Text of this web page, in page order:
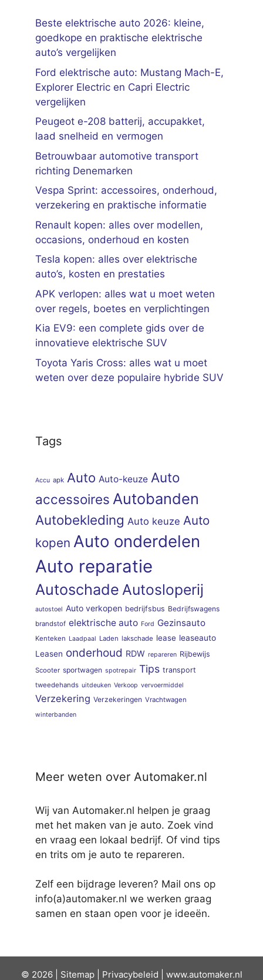
Beste elektrische auto 2026: kleine,
goedkope en praktische elektrische
auto’s vergelijken
Ford elektrische auto: Mustang Mach-E,
Explorer Electric en Capri Electric
vergelijken
Peugeot e-208 batterij, accupakket,
laad snelheid en vermogen
Betrouwbaar automotive transport
richting Denemarken
Vespa Sprint: accessoires, onderhoud,
verzekering en praktische informatie
Renault kopen: alles over modellen,
occasions, onderhoud en kosten
Tesla kopen: alles over elektrische
auto’s, kosten en prestaties
APK verlopen: alles wat u moet weten
over regels, boetes en verplichtingen
Kia EV9: een complete gids over de
innovatieve elektrische SUV
Toyota Yaris Cross: alles wat u moet
weten over deze populaire hybride SUV
Tags
Accu apk Auto Auto-keuze Auto
accessoires Autobanden
Autobekleding Auto keuze Auto
kopen Auto onderdelen
Auto reparatie
Autoschade Autosloperij
autostoel Auto verkopen bedrijfsbus Bedrijfswagens
brandstof elektrische auto Ford Gezinsauto
Kenteken Laadpaal Laden lakschade lease leaseauto
Leasen onderhoud RDW repareren Rijbewijs
Scooter sportwagen spotrepair Tips transport
tweedehands uitdeuken Verkoop vervoermiddel
Verzekering Verzekeringen Vrachtwagen
winterbanden
Meer weten over Automaker.nl
Wij van Automaker.nl helpen je graag
met het maken van je auto. Zoek vind
en vraag een lokaal bedrijf. Of vind tips
en trits om je auto te repareren.
Zelf een bijdrage leveren? Mail ons op
info(a)automaker.nl we werken graag
samen en staan open voor je ideeën.
© 2026 | Sitemap| Privacybeleid www.automaker.nl